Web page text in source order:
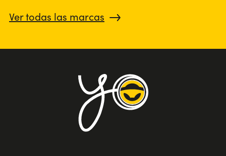
Ver todas las marcas